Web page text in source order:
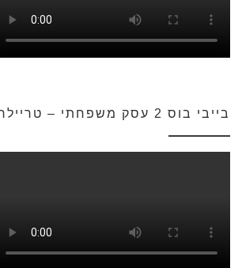
בייבי בוס 2 עסק משפחתי – טריילר רשמי מדובב